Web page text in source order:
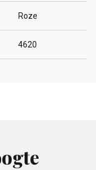
Roze
4620